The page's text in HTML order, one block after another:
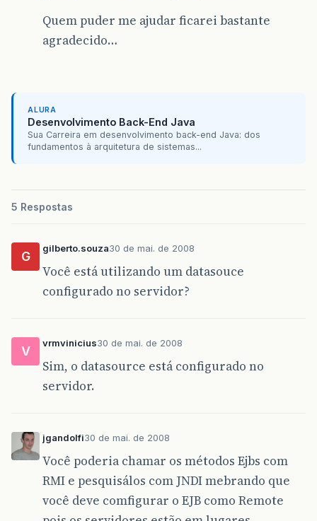
Quem puder me ajudar ficarei bastante
agradecido…
ALURA
Desenvolvimento Back-End Java
Sua Carreira em desenvolvimento back-end Java: dos
fundamentos à arquitetura de sistemas...
5 Respostas
G
gilberto.souza30 de mai. de 2008
Você está utilizando um datasouce
configurado no servidor?
V
vrmvinicius30 de mai. de 2008
Sim, o datasource está configurado no
servidor.
jgandolfi30 de mai. de 2008
Você poderia chamar os métodos Ejbs com
RMI e pesquisálos com JNDI mebrando que
você deve comfigurar o EJB como Remote